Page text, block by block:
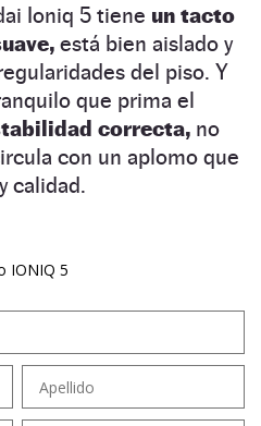
Ioniq 5 tiene un tacto
está bien aislado y
del piso. Y
que prima el
correcta, no
con un aplomo que
calidad.